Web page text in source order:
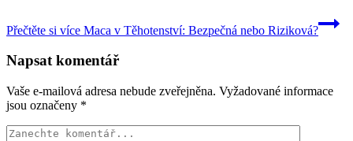
Přečtěte si více Maca v Těhotenství: Bezpečná nebo Riziková?
Napsat komentář
Vaše e-mailová adresa nebude zveřejněna. Vyžadované informace
jsou označeny *